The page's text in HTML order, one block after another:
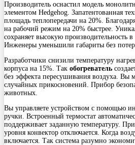
Производитель оснастил модель
элементом Hedgehog. Запатентованная
площадь теплопередачи на 20%.
на рабочий режим на 20% быстрее.
сохраняет высокую производительность
Инженеры уменьшили габариты без
Разработчики снизили температуру
корпуса на 15%. Так обогреватель
без эффекта пересушивания воздуха. Вы
случайных прикосновений. Прибор
животных.
Вы управляете устройством с помощью
ручки. Встроенный термостат
поддерживает заданную температуру.
уровня конвектор отключается. Когда
включается. Так система разумно